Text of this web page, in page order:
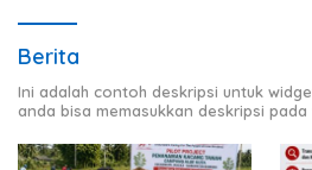
Berita
Ini adalah contoh deskripsi untuk
anda bisa memasukkan deskripsi pada